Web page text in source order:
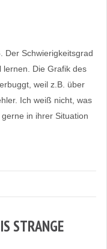
Der Schwierigkeitsgrad
lernen. Die Grafik des
weil z.B. über
Ich weiß nicht, was
in ihrer Situation
STRANGE